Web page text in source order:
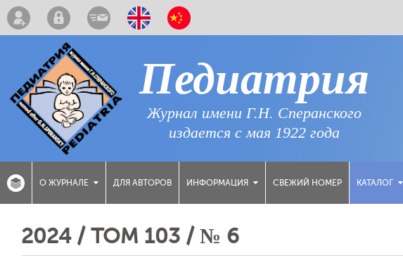
Педиатрия
Журнал имени Г.Н. Сперанского
издается с мая 1922 года
О ЖУРНАЛЕ ДЛЯ АВТОРОВ ИНФОРМАЦИЯ СВЕЖИЙ НОМЕР КАТАЛОГ
2024 / ТОМ 103 / № 6